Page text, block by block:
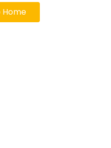
Home